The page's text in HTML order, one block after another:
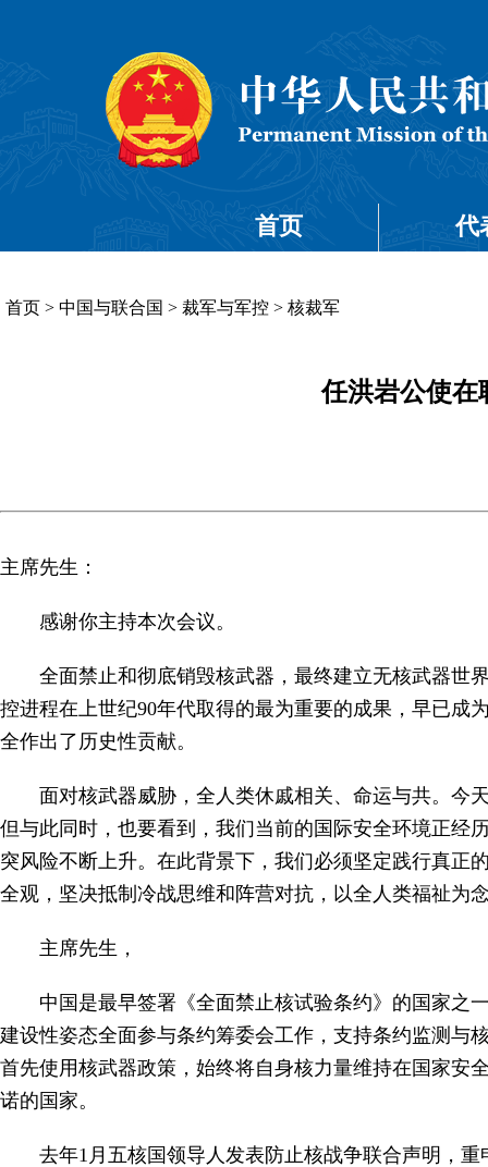
首页 代
首页 > 中国与联合国 > 裁军与军控 > 核裁军
任洪岩公使在
主席先生：
感谢你主持本次会议。
全面禁止和彻底销毁核武器，最终建立无核武器世
控进程在上世纪90年代取得的最为重要的成果，早已成
全作出了历史性贡献。
面对核武器威胁，全人类休戚相关、命运与共。今
但与此同时，也要看到，我们当前的国际安全环境正经
突风险不断上升。在此背景下，我们必须坚定践行真正
全观，坚决抵制冷战思维和阵营对抗，以全人类福祉为
主席先生，
中国是最早签署《全面禁止核试验条约》的国家之
建设性姿态全面参与条约筹委会工作，支持条约监测与
首先使用核武器政策，始终将自身核力量维持在国家安
诺的国家。
去年1月五核国领导人发表防止核战争联合声明，